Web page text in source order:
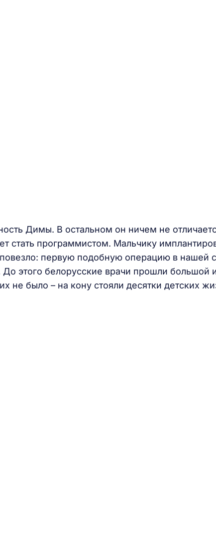
Димы. В остальном он ничем не
стать программистом. Мальчику
первую подобную операцию в нашей
этого белорусские врачи прошли большой
не было – на кону стояли десятки детских